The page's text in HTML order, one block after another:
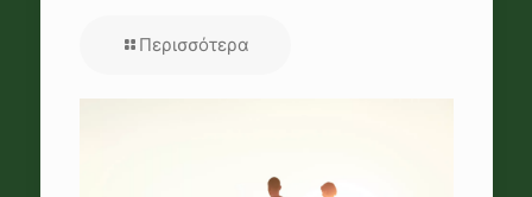
Περισσότερα